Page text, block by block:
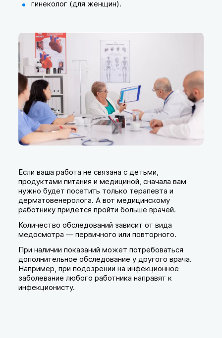
гинеколог (для женщин).
Если ваша работа не связана с детьми,
продуктами питания и медициной, сначала вам
нужно будет посетить только терапевта и
дерматовенеролога. А вот медицинскому
работнику придётся пройти больше врачей.
Количество обследований зависит от вида
медосмотра — первичного или повторного.
При наличии показаний может потребоваться
дополнительное обследование у другого врача.
Например, при подозрении на инфекционное
заболевание любого работника направят к
инфекционисту.